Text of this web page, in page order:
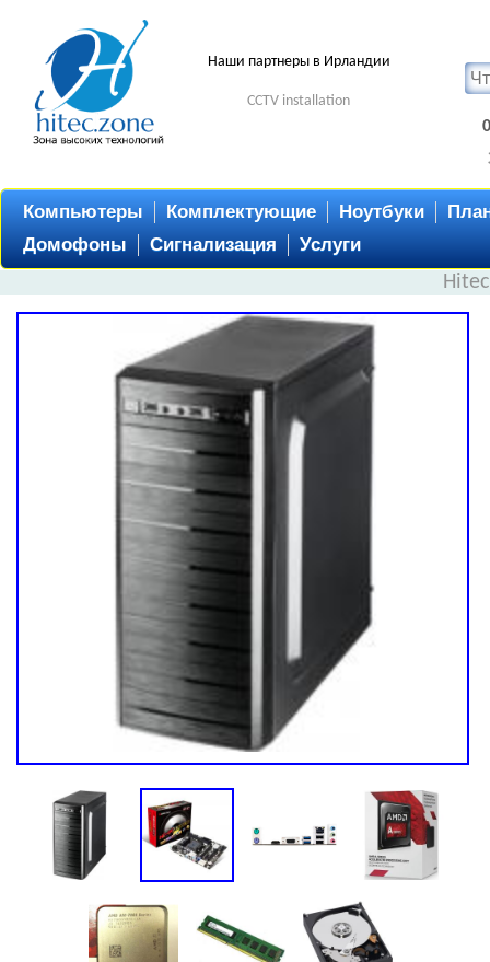
Наши партнеры в Ирландии
CCTV installation
Компьютеры Комплектующие Ноутбуки
Домофоны
Сигнализация Услуги